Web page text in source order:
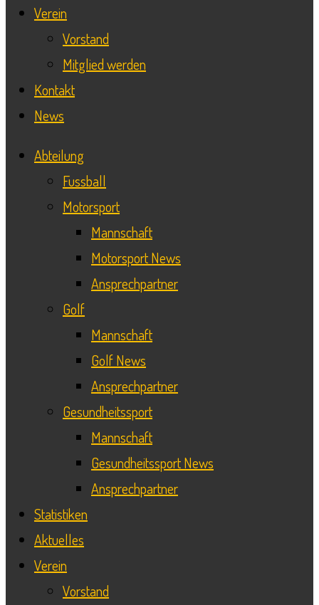
Verein
Vorstand
Mitglied werden
Kontakt
News
Abteilung
Fussball
Motorsport
Mannschaft
Motorsport News
Ansprechpartner
Golf
Mannschaft
Golf News
Ansprechpartner
Gesundheitssport
Mannschaft
Gesundheitssport News
Ansprechpartner
Statistiken
Aktuelles
Verein
Vorstand